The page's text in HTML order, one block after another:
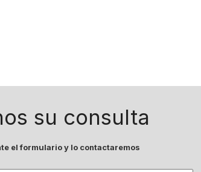
su consulta
el formulario y lo contactaremos